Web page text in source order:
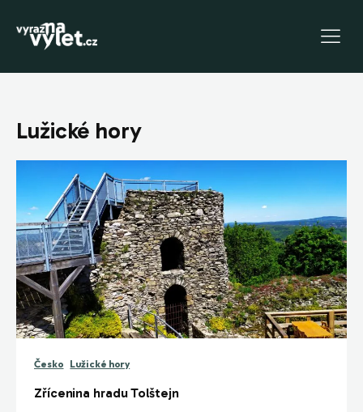
Lužické hory
Česko Lužické hory
Zřícenina hradu Tolštejn